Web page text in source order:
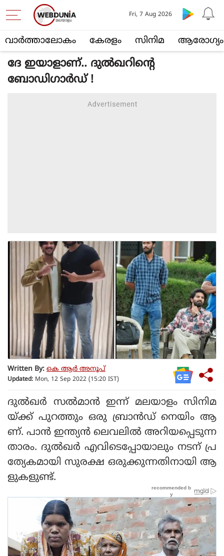
വാര്‍ത്താലോകം കേരളം സിനിമ ആരോഗ്യം
Fri, 7 Aug 2026
ദേ ഇയാളാണ്.. ദുല്‍ഖറിന്റെ
ബോഡിഗാര്‍ഡ് !
Written By: കെ ആര്‍ അനൂപ്
Updated: Mon, 12 Sep 2022 (15:20 IST)
ദുല്‍ഖര്‍ സല്‍മാന്‍ ഇന്ന് മലയാളം സിനിമ
യ്ക്ക് പുറത്തും ഒരു ബ്രാന്‍ഡ് നെയിം ആ
ണ്. പാന്‍ ഇന്ത്യന്‍ ലെവലില്‍ അറിയപ്പെടുന്ന
താരം. ദുല്‍ഖര്‍ എവിടെപ്പോയാലും നടന് പ്ര
ത്യേകമായി സുരക്ഷ ഒരുക്കുന്നതിനായി ആ
ളുകളുണ്ട്.